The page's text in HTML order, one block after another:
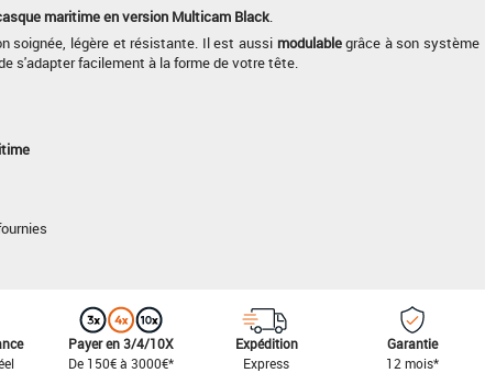
maritime en version Multicam Black
soignée, légère et résistante. Il est aussi modulablegrâce à son système
s'adapter facilement à la forme de votre tête.
Payer en 3/4/10X
De 150€ à 3000€*
Expédition
Express
Garantie
12 mois*